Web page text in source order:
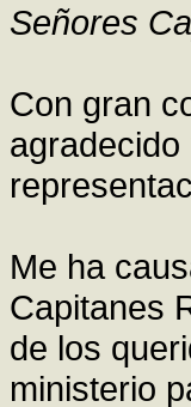
Señores
Con gran
Me ha
Capitanes
de los
ministerio